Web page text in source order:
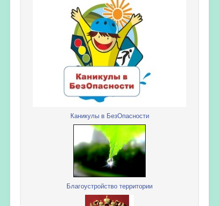
Каникулы в БезОпасности
Благоустройство территории